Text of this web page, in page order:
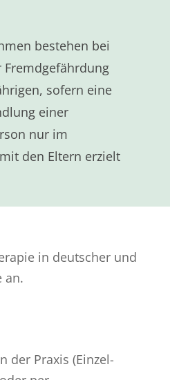
bestehen bei
Fremdgefährdung
sofern eine
einer
nur im
den Eltern erzielt
in deutscher und
an.
der Praxis (Einzel-